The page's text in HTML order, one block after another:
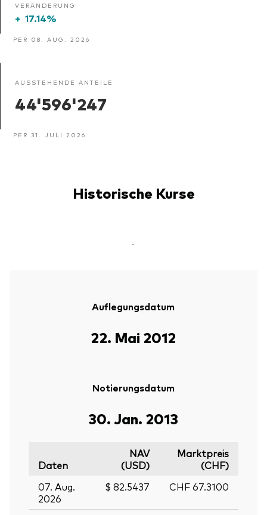
VERÄNDERUNG
+ 17.14%
PER 08. AUG. 2026
AUSSTEHENDE ANTEILE
44'596'247
PER 31. JULI 2026
Historische Kurse
-
Auflegungsdatum
22. Mai 2012
Notierungsdatum
30. Jan. 2013
Daten
NAV
(USD)
Marktpreis
(CHF)
07. Aug.
2026
$ 82.5437 CHF 67.3100